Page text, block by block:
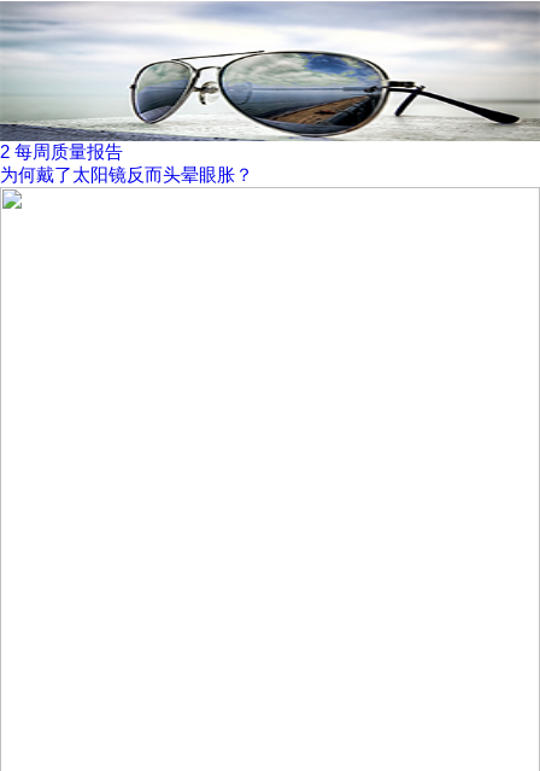
2 每周质量报告
为何戴了太阳镜反而头晕眼胀？